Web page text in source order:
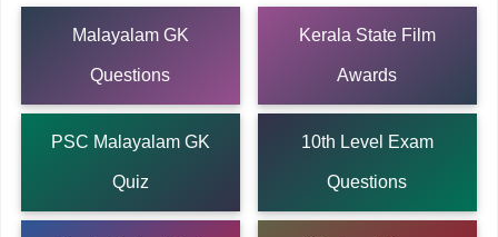
Malayalam GK
Questions
Kerala State Film
Awards
PSC Malayalam GK
Quiz
10th Level Exam
Questions